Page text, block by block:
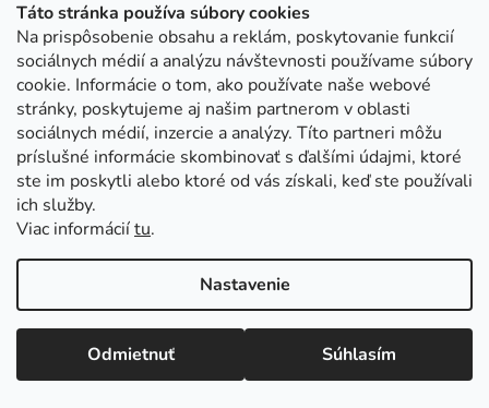
Táto stránka používa súbory cookies
Na prispôsobenie obsahu a reklám, poskytovanie funkcií
sociálnych médií a analýzu návštevnosti používame súbory
cookie. Informácie o tom, ako používate naše webové
stránky, poskytujeme aj našim partnerom v oblasti
sociálnych médií, inzercie a analýzy. Títo partneri môžu
príslušné informácie skombinovať s ďalšími údajmi, ktoré
ste im poskytli alebo ktoré od vás získali, keď ste používali
ich služby.
Viac informáciítu.
Nastavenie
Odmietnuť Súhlasím